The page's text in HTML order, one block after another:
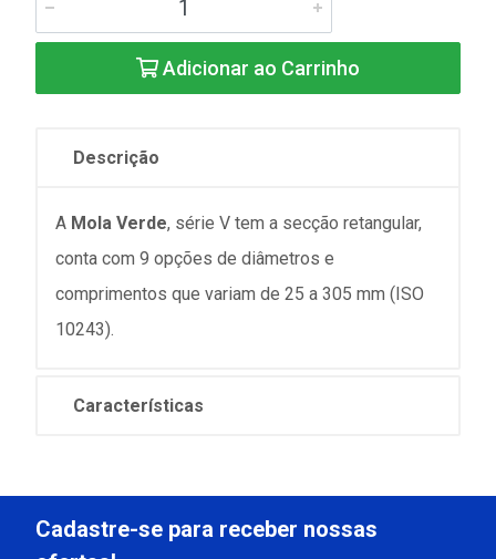
Adicionar ao Carrinho
Descrição
A Mola Verde, série V tem a secção retangular,
conta com 9 opções de diâmetros e
comprimentos que variam de 25 a 305 mm (ISO
10243).
Características
Cadastre-se para receber nossas